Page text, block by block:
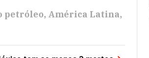
petróleo América Latina